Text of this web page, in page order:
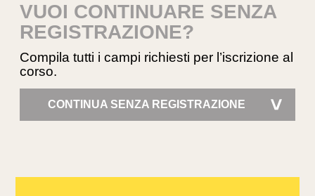
VUOI CONTINUARE SENZA
REGISTRAZIONE?
Compila tutti i campi richiesti per l’iscrizione al
corso.
CONTINUA SENZA REGISTRAZIONE >